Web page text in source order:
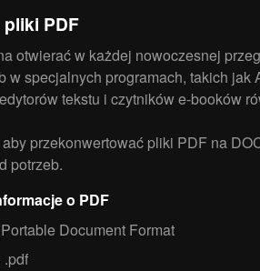
PDF
otwierać w każdej nowoczesnej
w specjalnych programach, takich jak
tekstu i czytników e-booków
przekonwertować pliki PDF na
potrzeb.
o PDF
Portable Document Format
.pdf